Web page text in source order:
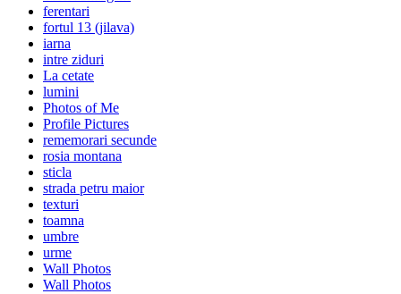
ferentari
fortul 13 (jilava)
iarna
intre ziduri
La cetate
lumini
Photos of Me
Profile Pictures
rememorari secunde
rosia montana
sticla
strada petru maior
texturi
toamna
umbre
urme
Wall Photos
Wall Photos